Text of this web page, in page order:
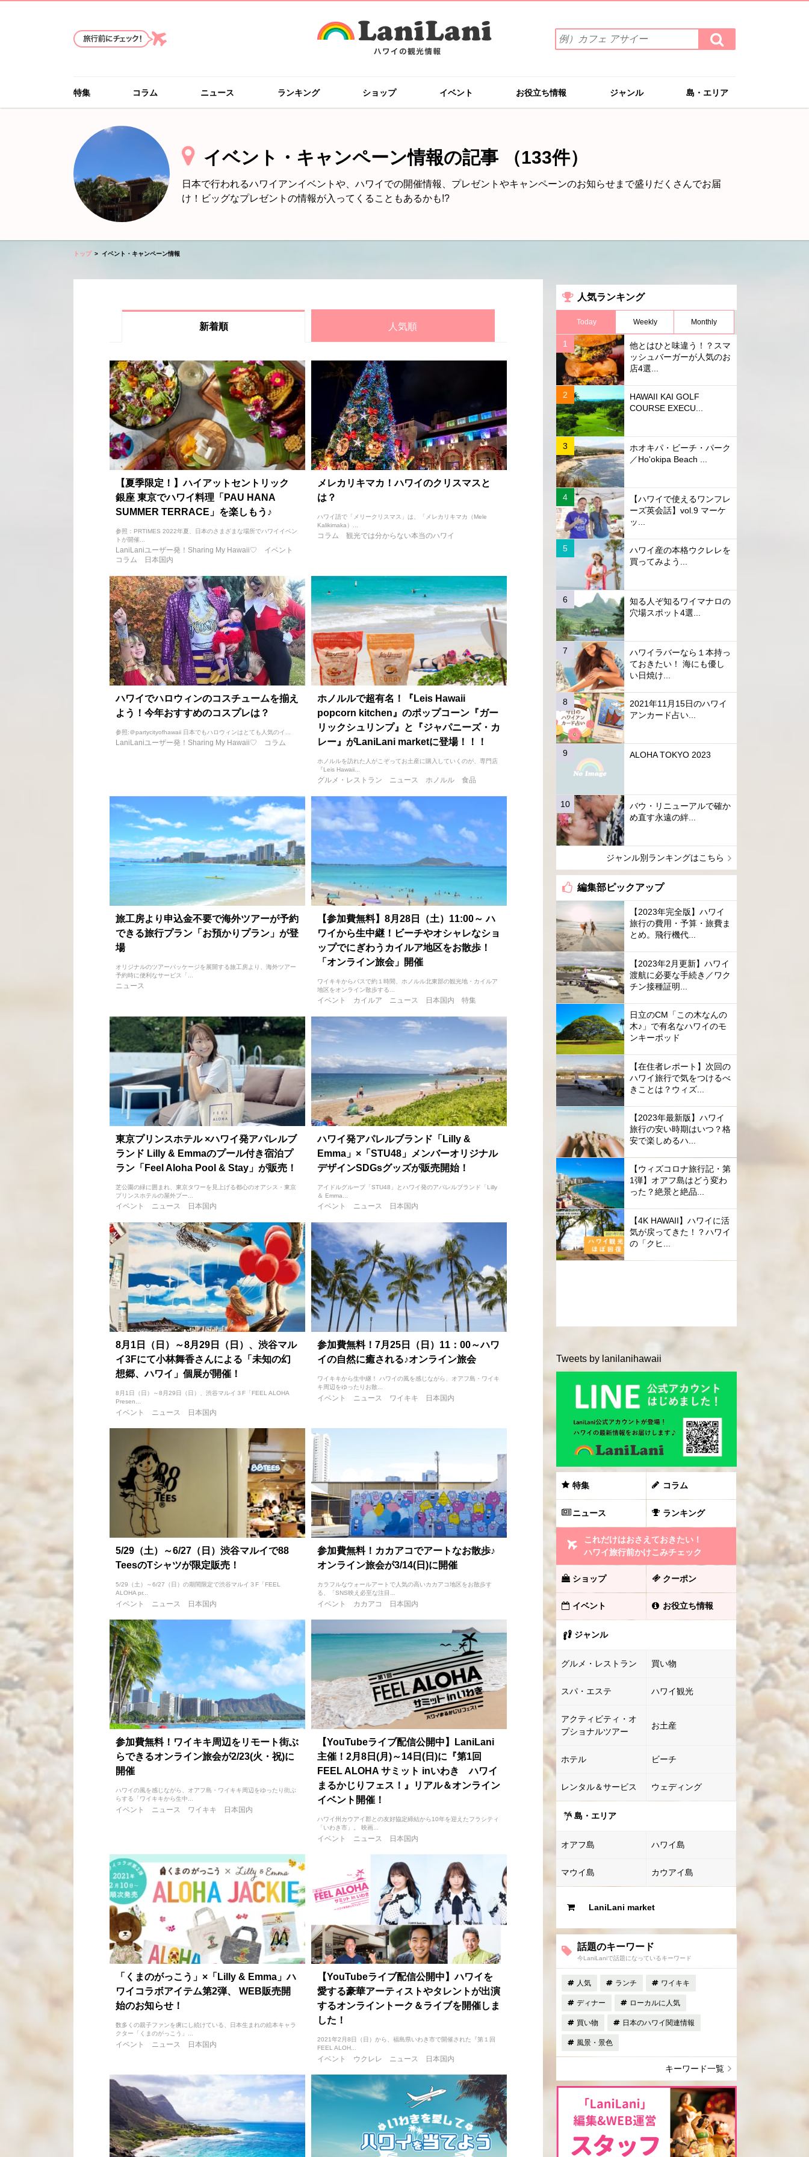
索
ワ
を
入
カ
フ
ェ
ー
検
索
す
特集 コラム ニュース ランキング ショップ イベント お役立ち情報 ジャンル 島・エリア
イベント・キャンペーン情報の記事 （133件）
日本で行われるハワイアンイベントや、ハワイでの開催情報、プレゼントやキャンペーンのお知らせまで盛りだくさんでお届
け！ビッグなプレゼントの情報が入ってくることもあるかも!?
トップ イベント・キャンペーン情報
新着順 人気順
【夏季限定！】ハイアットセントリック
銀座 東京でハワイ料理「PAU HANA
SUMMER TERRACE」を楽しもう♪
参照：PRTIMES 2022年夏、日本のさまざまな場所でハワイイベン
トが開催...
LaniLaniユーザー発！Sharing My Hawaii♡
イベント
コラム
日本国内
メレカリキマカ！ハワイのクリスマスと
は？
ハワイ語で「メリークリスマス」は、「メレカリキマカ（Mele
Kalikimaka）...
コラム 観光では分からない本当のハワイ
ハワイでハロウィンのコスチュームを揃え
よう！今年おすすめのコスプレは？
参照:＠partycityofhawaii 日本でもハロウィンはとても人気のイ...
LaniLaniユーザー発！Sharing My Hawaii♡ コラム
ホノルルで超有名！『Leis Hawaii
popcorn kitchen』のポップコーン『ガー
リックシュリンプ』と『ジャパニーズ・カ
レー』がLaniLani marketに登場！！！
ホノルルを訪れた人がこぞってお土産に購入していくのが、専門店
『Leis Hawaii...
グルメ・レストラン ニュース ホノルル 食品
旅工房より申込金不要で海外ツアーが予約
できる旅行プラン「お預かりプラン」が登
場
オリジナルのツアーパッケージを展開する旅工房より、海外ツアー
予約時に便利なサービス「...
ニュース
【参加費無料】8月28日（土）11:00～ ハ
ワイから生中継！ビーチやオシャレなショ
ップでにぎわうカイルア地区をお散歩！
「オンライン旅会」開催
ワイキキからバスで約１時間、ホノルル北東部の観光地・カイルア
地区をオンライン散歩する...
イベント カイルア ニュース 日本国内 特集
東京プリンスホテル ×ハワイ発アパレルブ
ランド Lilly & Emmaのプール付き宿泊プ
ラン「Feel Aloha Pool & Stay」が販売！
芝公園の緑に囲まれ、東京タワーを見上げる都心のオアシス・東京
プリンスホテルの屋外プー...
イベント ニュース 日本国内
ハワイ発アパレルブランド「Lilly &
Emma」×「STU48」メンバーオリジナル
デザインSDGsグッズが販売開始！
アイドルグループ「STU48」とハワイ発のアパレルブランド「Lilly
＆ Emma...
イベント ニュース 日本国内
8月1日（日）～8月29日（日）、渋谷マル
イ3Fにて小林舞香さんによる「未知の幻
想郷、ハワイ」個展が開催！
8月1日（日）～8月29日（日）、渋谷マルイ３F「FEEL ALOHA
Presen...
イベント ニュース 日本国内
参加費無料！7月25日（日）11：00～ハワ
イの自然に癒される♪オンライン旅会
ワイキキから生中継！ ハワイの風を感じながら、オアフ島・ワイキ
キ周辺をゆったりお散...
イベント ニュース ワイキキ 日本国内
5/29（土）～6/27（日）渋谷マルイで88
TeesのTシャツが限定販売！
5/29（土）～6/27（日）の期間限定で渋谷マルイ３F「FEEL
ALOHA pr...
イベント ニュース 日本国内
参加費無料！カカアコでアートなお散歩♪
オンライン旅会が3/14(日)に開催
カラフルなウォールアートで人気の高いカカアコ地区をお散歩す
る、「SNS映え必至な注目...
イベント カカアコ 日本国内
参加費無料！ワイキキ周辺をリモート街ぶ
らできるオンライン旅会が2/23(火・祝)に
開催
ハワイの風を感じながら、オアフ島・ワイキキ周辺をゆったり街ぶ
らする「ワイキキから生中...
イベント ニュース ワイキキ 日本国内
【YouTubeライブ配信公開中】LaniLani
主催！2月8日(月)～14日(日)に『第1回
FEEL ALOHA サミット inいわき ハワイ
まるかじりフェス！』リアル＆オンライン
イベント開催！
ハワイ州カウアイ郡との友好協定締結から10年を迎えたフラシティ
「いわき市」。 映画...
イベント ニュース 日本国内
「くまのがっこう」×「Lilly & Emma」ハ
ワイコラボアイテム第2弾、 WEB販売開
始のお知らせ！
数多くの親子ファンを虜にし続けている、日本生まれの絵本キャラ
クター「くまのがっこう」...
イベント ニュース 日本国内
【YouTubeライブ配信公開中】ハワイを
愛する豪華アーティストやタレントが出演
するオンライントーク＆ライブを開催しま
した！
2021年2月8日（日）から、福島県いわき市で開催された『第１回
FEEL ALOH...
イベント ウクレレ ニュース 日本国内
人気ランキング
Today Weekly Monthly
他とはひと味違う！？スマ
ッシュバーガーが人気のお
店4選...
HAWAII KAI GOLF
COURSE EXECU...
ホオキパ・ビーチ・パーク
／Ho'okipa Beach ...
【ハワイで使えるワンフレ
ーズ英会話】vol.9 マーケ
ッ...
ハワイ産の本格ウクレレを
買ってみよう...
知る人ぞ知るワイマナロの
穴場スポット4選...
ハワイラバーなら１本持っ
ておきたい！ 海にも優し
い日焼け...
2021年11月15日のハワイ
アンカード占い...
ALOHA TOKYO 2023
バウ・リニューアルで確か
め直す永遠の絆...
ジャンル別ランキングはこちら
編集部ピックアップ
【2023年完全版】ハワイ
旅行の費用・予算・旅費ま
とめ。飛行機代...
【2023年2月更新】ハワイ
渡航に必要な手続き／ワク
チン接種証明...
日立のCM「この木なんの
木♪」で有名なハワイのモ
ンキーポッド
【在住者レポート】次回の
ハワイ旅行で気をつけるべ
きことは？ウィズ...
【2023年最新版】ハワイ
旅行の安い時期はいつ？格
安で楽しめるハ...
【ウィズコロナ旅行記・第
1弾】オアフ島はどう変わ
った？絶景と絶品...
【4K HAWAII】ハワイに活
気が戻ってきた！？ハワイ
の「クヒ...
Tweets by lanilanihawaii
特集 コラム
ニュース ランキング
これだけはおさえておきたい！
ハワイ旅行前かけこみチェック
ショップ クーポン
イベント お役立ち情報
ジャンル
グルメ・レストラン 買い物
スパ・エステ ハワイ観光
アクティビティ・オ
プショナルツアー
お土産
ホテル ビーチ
レンタル＆サービス ウェディング
島・エリア
オアフ島 ハワイ島
マウイ島 カウアイ島
LaniLani market
話題のキーワード
今LaniLaniで話題になっているキーワード
人気 ランチ ワイキキ
ディナー ローカルに人気
買い物 日本のハワイ関連情報
風景・景色
キーワード一覧